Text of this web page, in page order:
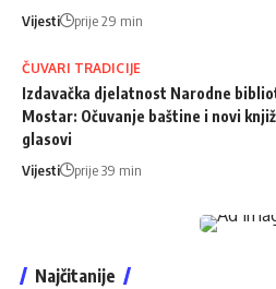
Vijesti prije 29 min
ČUVARI TRADICIJE
Izdavačka djelatnost Narodne
Mostar: Očuvanje baštine i novi
glasovi
Vijesti prije 39 min
Najčitanije